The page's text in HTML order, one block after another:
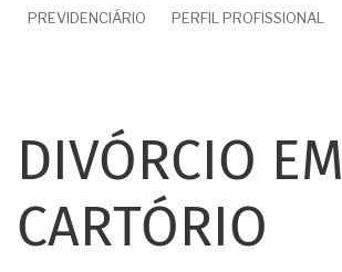
PREVIDENCIÁRIO PERFIL PROFISSIONAL
DIVÓRCIO EM
CARTÓRIO